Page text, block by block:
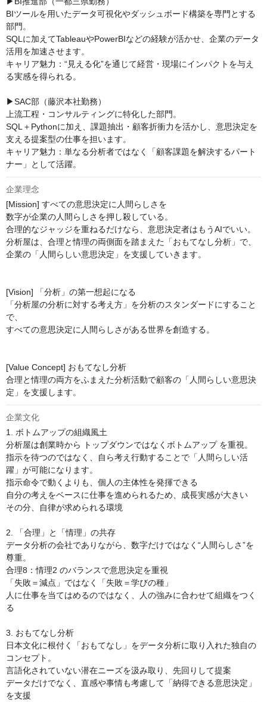
BIツールを用いたデータ可視化やダッシュボード構築を専門とする
部門。
SQLに加えてTableauやPowerBIなどの経験が活かせ、企業のデータ
活用を加速させます。
キャリア魅力：“見える化”を通じて経営・現場にインパクトを与え
る実感を得られる。
▶SAC部（藤沢本社勤務）
上流工程・コンサルティングに特化した部門。
SQL＋Pythonに加え、課題抽出・顧客折衝力を活かし、意思決定を
支える提案型の仕事を担います。
キャリア魅力：単なる分析者ではなく「顧客課題を解決するパート
ナー」として活躍。
企業理念
[Mission] すべての意思決定に人間らしさを
数字が企業の人間らしさを押し殺している。
合理的なジャッジを重ねるだけなら、意思決定者はもうAIでいい。
分析屋は、合理と情理の両側面を踏まえた「おもてなし分析」で、
企業の「人間らしい意思決定」を支援していきます。
[Vision] 「分析」の第一想起になる
「分析屋の分析に対する考え方」を分析のスタンダードにすること
で、
すべての意思決定に人間らしさがある世界を創造する。
[Value Concept] おもてなし分析
合理と情理の両方をふまえた分析活動で顧客の「人間らしい意思決
定」を支援します。
企業文化
1. ボトムアップの組織風土
分析屋は創業時から トップダウンではなくボトムアップ を重視。
指示を待つのではなく、自ら考え行動することで「人間らしい活
躍」が可能になります。
指示命令で動くよりも、個人の主体性を発揮できる
自分の考えをベースに仕事を進められるため、成長実感が大きい
その分、自律が求められる環境
2. 「合理」と「情理」の共存
データ分析の会社でありながら、数字だけではなく“人間らしさ”を
尊重。
合理8：情理2 のバランスで意思決定を重視
「失敗＝減点」ではなく「失敗＝学びの種」
人に仕事を当てはめるのではなく、人の強みに合わせて組織をつく
る
3. おもてなし分析
日本文化に根付く「おもてなし」をデータ分析に取り入れた独自の
コンセプト。
言語化されていない潜在ニーズを汲み取り、先回りして提案
データだけでなく、直感や事情も考慮して「納得できる意思決定」
を支援